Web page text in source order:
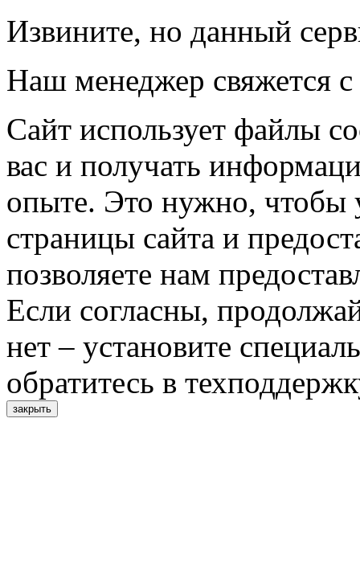
Извините, но данный
Наш менеджер свяжется
Сайт использует файлы
вас и получать
опыте. Это нужно, чтобы
страницы сайта и
позволяете нам
Если согласны,
нет – установите
обратитесь в
закрыть